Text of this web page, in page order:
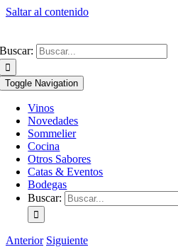
Saltar al contenido
Buscar:
Toggle Navigation
Vinos
Novedades
Sommelier
Cocina
Otros Sabores
Catas & Eventos
Bodegas
Buscar:
Anterior Siguiente